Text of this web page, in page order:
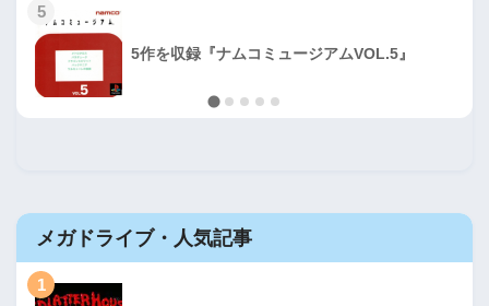
5
5作を収録『ナムコミュージアムVOL.5』
メガドライブ・人気記事
1